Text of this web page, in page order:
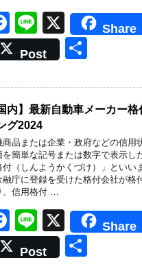
F
a
c
e
b
o
o
k
Li
n
e
X
Share
Post
内】最新自動車メーカー
グ2024
商品または企業・政府などの信用
を簡単な記号または数字で表示し
付（しんようかくづけ）」といい
融庁に登録を受けた格付会社が格
、信用格付 …
F
a
c
Li
n
e
X
Share
Post